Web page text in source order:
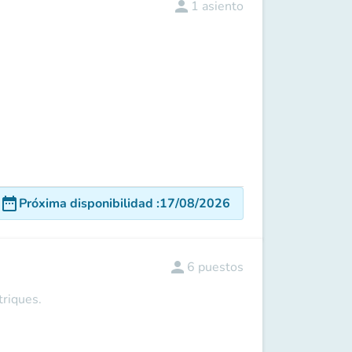
person 1 asiento
date_rangePróxima disponibilidad :17/08/2026
person 6 puestos